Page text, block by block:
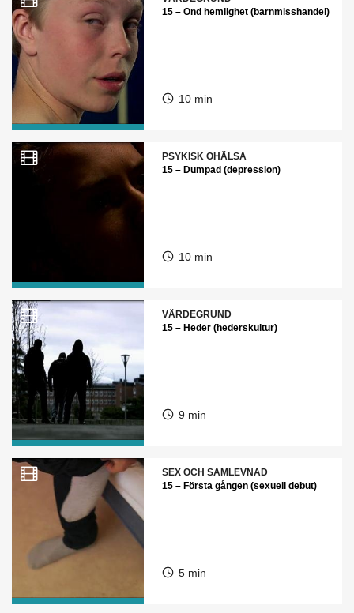
15 – Ond hemlighet (barnmisshandel)
10 min
PSYKISK OHÄLSA
15 – Dumpad (depression)
10 min
VÄRDEGRUND
15 – Heder (hederskultur)
9 min
SEX OCH SAMLEVNAD
15 – Första gången (sexuell debut)
5 min